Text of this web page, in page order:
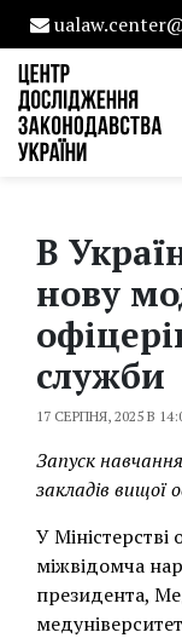
В
нову
служби
17 СЕРПНЯ, 2025 В
Запуск
закладів вищої
У
міжвідомча
президента,